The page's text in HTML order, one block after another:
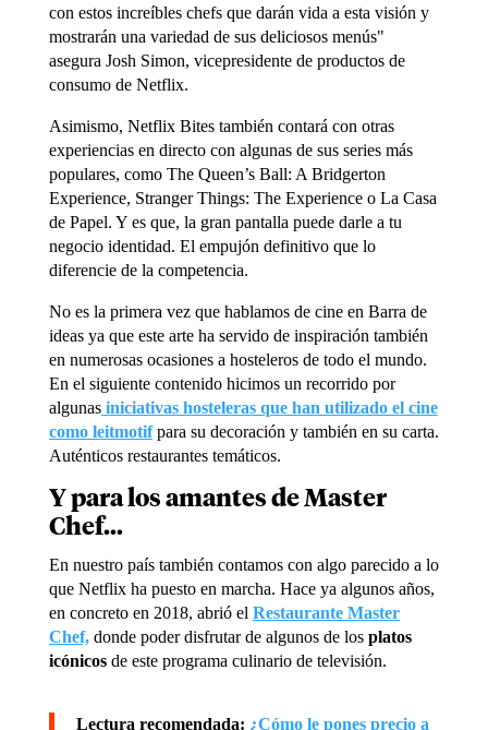
con estos increíbles chefs que darán vida a esta visión y
mostrarán una variedad de sus deliciosos menús"
asegura Josh Simon, vicepresidente de productos de
consumo de Netflix.
Asimismo, Netflix Bites también contará con otras
experiencias en directo con algunas de sus series más
populares, como The Queen’s Ball: A Bridgerton
Experience, Stranger Things: The Experience o La Casa
de Papel. Y es que, la gran pantalla puede darle a tu
negocio identidad. El empujón definitivo que lo
diferencie de la competencia.
No es la primera vez que hablamos de cine en Barra de
ideas ya que este arte ha servido de inspiración también
en numerosas ocasiones a hosteleros de todo el mundo.
En el siguiente contenido hicimos un recorrido por
algunasiniciativas hosteleras que han utilizado el cine
como leitmotif para su decoración y también en su carta.
Auténticos restaurantes temáticos.
Y para los amantes de Master
Chef…
En nuestro país también contamos con algo parecido a lo
que Netflix ha puesto en marcha. Hace ya algunos años,
en concreto en 2018, abrió el Restaurante Master
Chef,donde poder disfrutar de algunos de los platos
icónicosde este programa culinario de televisión.
Lectura recomendada: ¿Cómo le pones precio a